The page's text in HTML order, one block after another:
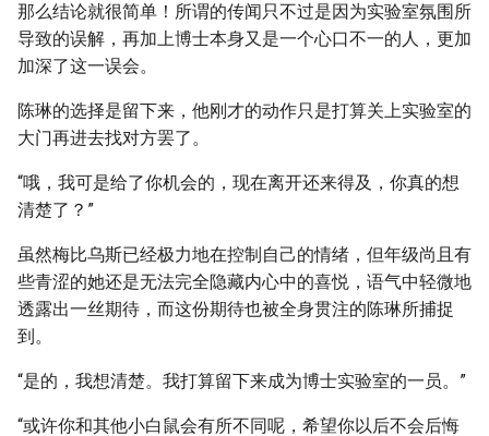
那么结论就很简单！所谓的传闻只不过是因为实验室氛围所
导致的误解，再加上博士本身又是一个心口不一的人，更加
加深了这一误会。
陈琳的选择是留下来，他刚才的动作只是打算关上实验室的
大门再进去找对方罢了。
“哦，我可是给了你机会的，现在离开还来得及，你真的想
清楚了？”
虽然梅比乌斯已经极力地在控制自己的情绪，但年级尚且有
些青涩的她还是无法完全隐藏内心中的喜悦，语气中轻微地
透露出一丝期待，而这份期待也被全身贯注的陈琳所捕捉
到。
“是的，我想清楚。我打算留下来成为博士实验室的一员。”
“或许你和其他小白鼠会有所不同呢，希望你以后不会后悔